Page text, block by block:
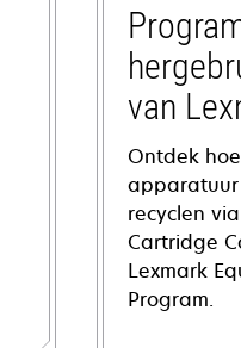
van
Ontdek
recyclen
Cartridge
Lexmark
Program.